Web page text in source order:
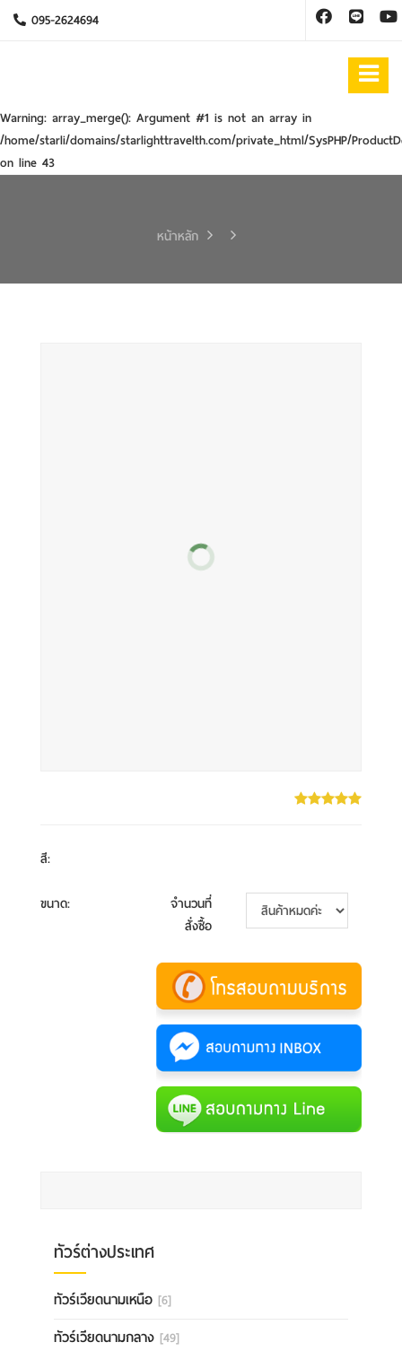
095-2624694
Warning: array_merge(): Argument #1 is not an array in
/home/starli/domains/starlighttravelth.com/private_html/SysPHP/
on line 43
หน้าหลัก
สี:
ขนาด:
จำนวนที่
สั่งซื้อ
ทัวร์ต่างประเทศ
ทัวร์เวียดนามเหนือ [6]
ทัวร์เวียดนามกลาง [49]